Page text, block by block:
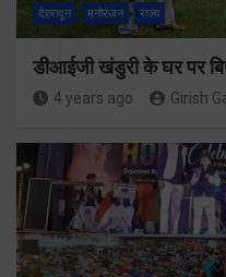
देहरादून मनोरंजन राज्य
डीआईजी खंडुरी के घर पर
4 years ago Girish